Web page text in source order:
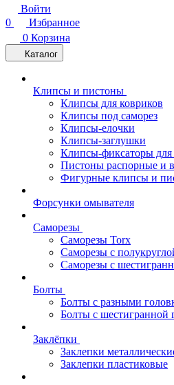
Войти
0
Избранное
0 Корзина
Каталог
Клипсы и пистоны
Клипсы для ковриков
Клипсы под саморез
Клипсы-елочки
Клипсы-заглушки
Клипсы-фиксаторы для
Пистоны распорные и
Фигурные клипсы и
Форсунки омывателя
Саморезы
Саморезы Torx
Саморезы с
Саморезы с
Болты
Болты с разными
Болты с шестигранной
Заклёпки
Заклепки
Заклепки пластиковые